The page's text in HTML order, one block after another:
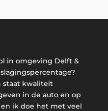
in omgeving Delft &
staat kwaliteit
in de auto en op
ik doe het met veel